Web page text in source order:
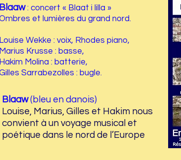
Blaaw: concert « Blaat i lilla »
et lumières du grand nord.
Louise Wekke : voix, Rhodes piano,
Marius Krusse : basse,
Hakim Molina : batterie,
Sarrabezolles : bugle.
Blaaw(bleu en danois)
Louise, Marius, Gilles et Hakim nous
convient à un voyage musical et
poétique dans le nord de l’Europe